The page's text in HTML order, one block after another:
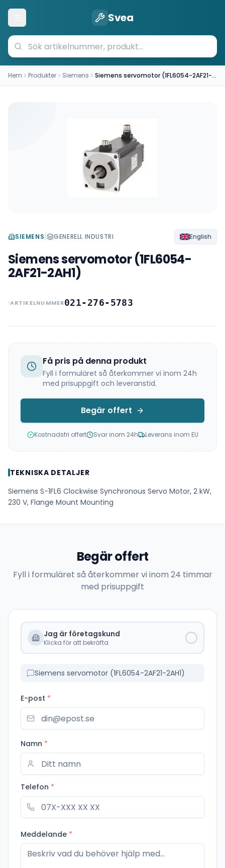
Öppna meny Svea
Hem Produkter Siemens Siemens servomotor (1FL6054-2AF21-2AH1)
SIEMENS| GENERELL INDUSTRI English
Siemens servomotor (1FL6054-
2AF21-2AH1)
ARTIKELNUMMER021-276-5783
Få pris på denna produkt
Fyll i formuläret så återkommer vi inom 24h
med prisuppgift och leveranstid.
Begär offert
Kostnadsfri offert Svar inom 24h Leverans inom EU
TEKNISKA DETALJER
Siemens S-1FL6 Clockwise Synchronous Servo Motor, 2 kW,
230 V, Flange Mount Mounting
Begär offert
Fyll i formuläret så återkommer vi inom 24 timmar
med prisuppgift
Jag är företagskund
Klicka för att bekräfta
Siemens servomotor (1FL6054-2AF21-2AH1)
E-post *
Namn *
Telefon *
Meddelande *